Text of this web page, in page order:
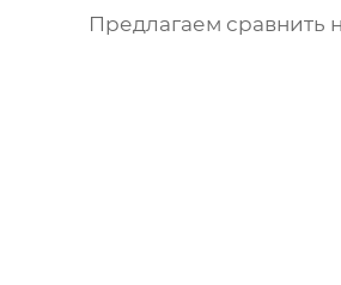
Предлагаем сравнить